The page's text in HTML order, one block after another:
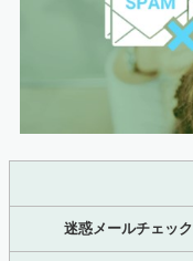
迷惑メールチェック